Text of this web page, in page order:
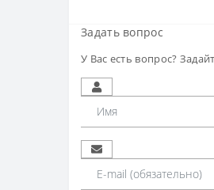
Задать вопрос
У Вас есть вопрос?